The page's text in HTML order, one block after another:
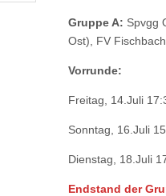
Gruppe A: Spvgg
Ost), FV
Vorrunde:
Freitag, 14.Juli
Sonntag, 16.Juli
Dienstag, 18.Juli
Endstand der